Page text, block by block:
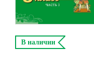
В наличии